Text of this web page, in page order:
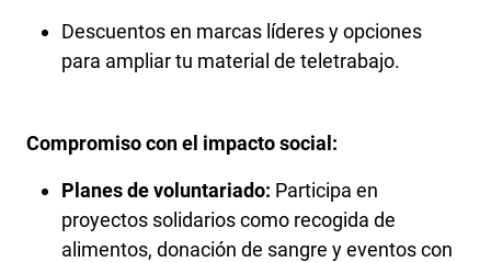
Descuentos en marcas líderes y opciones
para ampliar tu material de teletrabajo.
Compromiso con el impacto social:
Planes de voluntariado: Participa en
proyectos solidarios como recogida de
alimentos, donación de sangre y eventos con